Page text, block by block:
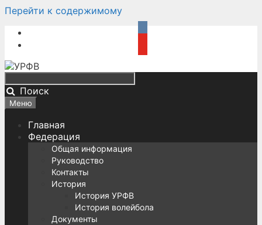
Перейти к содержимому
Поиск
Меню
Главная
Федерация
Общая информация
Руководство
Контакты
История
История УРФВ
История волейбола
Документы